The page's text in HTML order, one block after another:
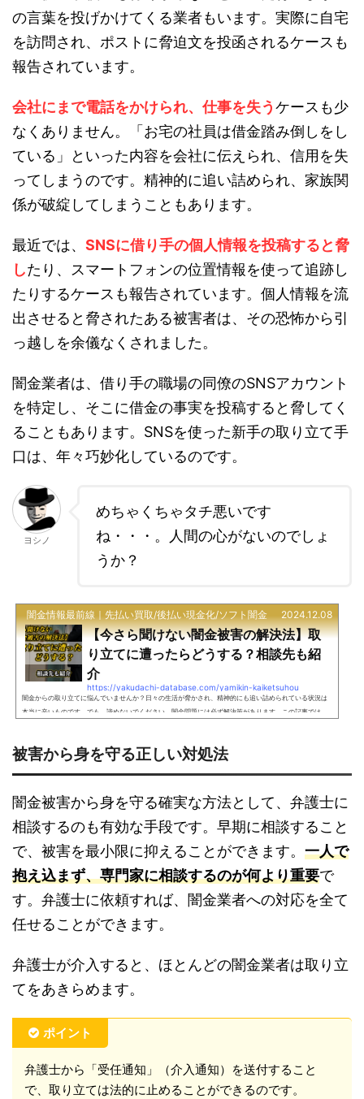
の言葉を投げかけてくる業者もいます。実際に自宅
を訪問され、ポストに脅迫文を投函されるケースも
報告されています。
会社にまで電話をかけられ、仕事を失うケースも少
なくありません。「お宅の社員は借金踏み倒しをし
ている」といった内容を会社に伝えられ、信用を失
ってしまうのです。精神的に追い詰められ、家族関
係が破綻してしまうこともあります。
最近では、 SNSに借り手の個人情報を投稿すると脅
したり、スマートフォンの位置情報を使って追跡し
たりするケースも報告されています。個人情報を流
出させると脅されたある被害者は、その恐怖から引
っ越しを余儀なくされました。
闇金業者は、借り手の職場の同僚のSNSアカウント
を特定し、そこに借金の事実を投稿すると脅してく
ることもあります。SNSを使った新手の取り立て手
口は、年々巧妙化しているのです。
ヨシノ
めちゃくちゃタチ悪いです
ね・・・。人間の心がないのでしょ
うか？
闇金情報最前線｜先払い買取/後払い現金化/ソフト闇金 2024.12.08
【今さら聞けない闇金被害の解決法】取
り立てに遭ったらどうする？相談先も紹
介
https://yakudachi-database.com/yamikin-kaiketsuhou
闇金からの取り立てに悩んでいませんか？日々の生活が脅かされ、精神的にも追い詰められている状況は
本当に辛いものです。でも、諦めないでください。闇金問題には必ず解決策があります。この記事では、
ヨシノです。闇金って何？違法性と被害の実態を知ろう闇金の存在は知っていても、その実態や危険性に
被害から身を守る正しい対処法
闇金被害から身を守る確実な方法として、弁護士に
相談するのも有効な手段です。早期に相談すること
で、被害を最小限に抑えることができます。 一人で
抱え込まず、専門家に相談するのが何より重要で
す。弁護士に依頼すれば、闇金業者への対応を全て
任せることができます。
弁護士が介入すると、ほとんどの闇金業者は取り立
てをあきらめます。
ポイント
弁護士から「受任通知」（介入通知）を送付すること
で、取り立ては法的に止めることができるのです。